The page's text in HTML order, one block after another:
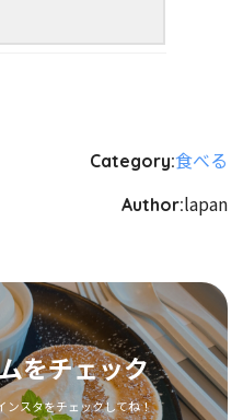
Category:食べる
Author:lapan
をチェック
ンスタをチェックしてね！